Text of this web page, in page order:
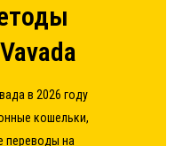
в 2026 году
кошельки,
переводы на